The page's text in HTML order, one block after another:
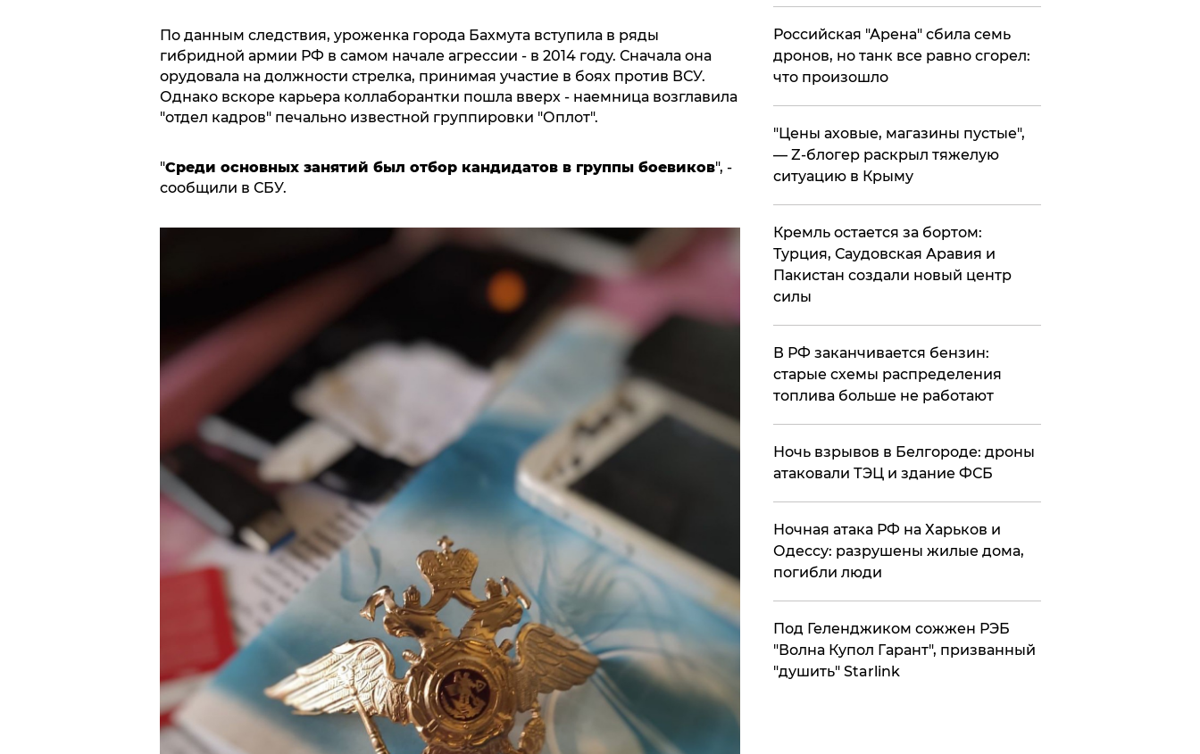
По данным следствия, уроженка города Бахмута вступила в ряды
гибридной армии РФ в самом начале агрессии - в 2014 году. Сначала она
орудовала на должности стрелка, принимая участие в боях против ВСУ.
Однако вскоре карьера коллаборантки пошла вверх - наемница возглавила
"отдел кадров" печально известной группировки "Оплот".
"Среди основных занятий был отбор кандидатов в группы боевиков", -
сообщили в СБУ.
​Российская "Арена" сбила семь
дронов, но танк все равно сгорел:
что произошло
​"Цены аховые, магазины пустые",
— Z-блогер раскрыл тяжелую
ситуацию в Крыму
​Кремль остается за бортом:
Турция, Саудовская Аравия и
Пакистан создали новый центр
силы
​В РФ заканчивается бензин:
старые схемы распределения
топлива больше не работают
​Ночь взрывов в Белгороде: дроны
атаковали ТЭЦ и здание ФСБ
​Ночная атака РФ на Харьков и
Одессу: разрушены жилые дома,
погибли люди
Под Геленджиком сожжен РЭБ
"Волна Купол Гарант", призванный
"душить" Starlink